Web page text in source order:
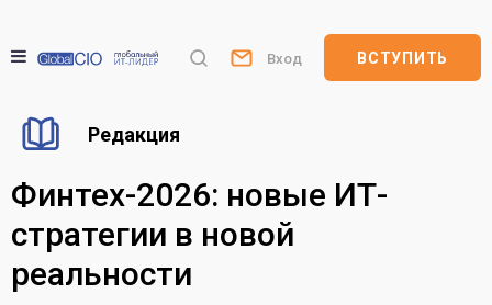
Вход ВСТУПИТЬ
Редакция
Финтех-2026: новые ИТ-
стратегии в новой
реальности